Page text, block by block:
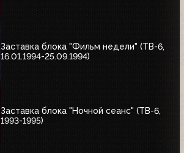
Заставка блока "Фильм недели" (ТВ-6,
16.01.1994-25.09.1994)
Заставка блока "Ночной сеанс" (ТВ-6,
1993-1995)